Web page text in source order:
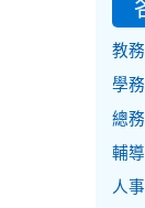
教
學
總
輔
人